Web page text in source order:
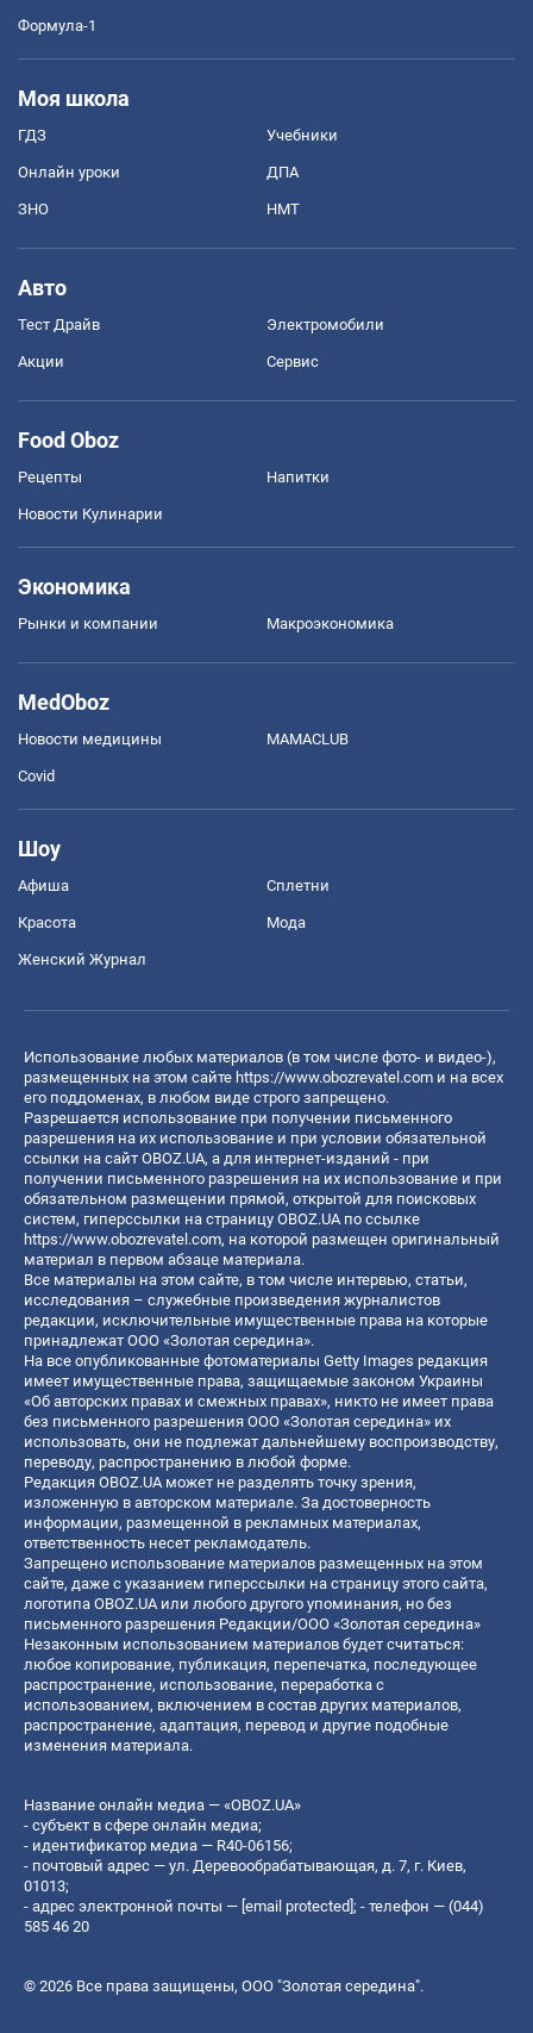
Формула-1
Моя школа
ГДЗ Учебники
Онлайн уроки ДПА
ЗНО НМТ
Авто
Тест Драйв Электромобили
Акции Сервис
Food Oboz
Рецепты Напитки
Новости Кулинарии
Экономика
Рынки и компании Mакроэкономика
MedOboz
Новости медицины MAMACLUB
Covid
Шоу
Афиша Сплетни
Красота Мода
Женский Журнал
Использование любых материалов (в том числе фото- и видео-),
размещенных на этом сайте https://www.obozrevatel.com и на всех
его поддоменах, в любом виде строго запрещено.
Разрешается использование при получении письменного
разрешения на их использование и при условии обязательной
ссылки на сайт OBOZ.UA, а для интернет-изданий - при
получении письменного разрешения на их использование и при
обязательном размещении прямой, открытой для поисковых
систем, гиперссылки на страницу OBOZ.UA по ссылке
https://www.obozrevatel.com, на которой размещен оригинальный
материал в первом абзаце материала.
Все материалы на этом сайте, в том числе интервью, статьи,
исследования – служебные произведения журналистов
редакции, исключительные имущественные права на которые
принадлежат ООО «Золотая середина».
На все опубликованные фотоматериалы Getty Images редакция
имеет имущественные права, защищаемые законом Украины
«Об авторских правах и смежных правах», никто не имеет права
без письменного разрешения ООО «Золотая середина» их
использовать, они не подлежат дальнейшему воспроизводству,
переводу, распространению в любой форме.
Редакция OBOZ.UA может не разделять точку зрения,
изложенную в авторском материале. За достоверность
информации, размещенной в рекламных материалах,
ответственность несет рекламодатель.
Запрещено использование материалов размещенных на этом
сайте, даже с указанием гиперссылки на страницу этого сайта,
логотипа OBOZ.UA или любого другого упоминания, но без
письменного разрешения Редакции/ООО «Золотая середина»
Незаконным использованием материалов будет считаться:
любое копирование, публикация, перепечатка, последующее
распространение, использование, переработка с
использованием, включением в состав других материалов,
распространение, адаптация, перевод и другие подобные
изменения материала.
Название онлайн медиа — «OBOZ.UA»
- субъект в сфере онлайн медиа;
- идентификатор медиа — R40-06156;
- почтовый адрес — ул. Деревообрабатывающая, д. 7, г. Киев,
01013;
- адрес электронной почты — [email protected] ; - телефон — (044)
585 46 20
© 2026 Все права защищены, ООО "Золотая середина".